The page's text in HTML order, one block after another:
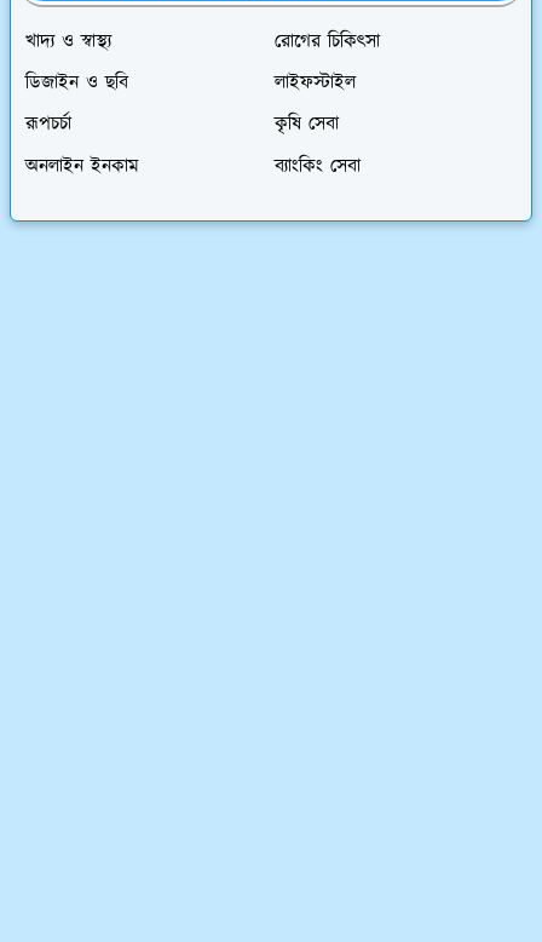
খাদ‍্য ও স্বাস্থ্য
রোগের চিকিৎসা
ডিজাইন ও ছবি
লাইফস্টাইল
রূপচর্চা
কৃষি সেবা
অনলাইন ইনকাম
ব্যাংকিং সেবা